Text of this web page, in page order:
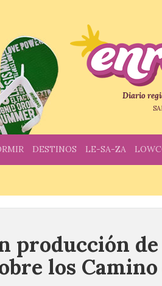
Diario
DESTINOS LE-SA-ZA
producción
los